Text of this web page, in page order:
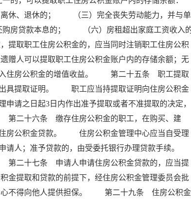
、退休的； （三）完全丧失劳动能力，并与单
贷款本息的； （六）房租超出家庭工资收入
取职工住房公积金的，应当同时注销职工住房公积
人可以提取职工住房公积金账户内的存储余额；无
入住房公积金的增值收益。 第二十五条 职工提取
出具提取证明。 职工应当持提取证明向住房公积金
请之日起3日内作出准予提取或者不准提取的决定，
二十六条 缴存住房公积金的职工，在购买、建
住房公积金贷款。 住房公积金管理中心应当自受理
人；准予贷款的，由受委托银行办理贷款手续。
二十七条 申请人申请住房公积金贷款的，应当提
提取和贷款的前提下，经住房公积金管理委员会批
不得向他人提供担保。 第二十九条 住房公积金